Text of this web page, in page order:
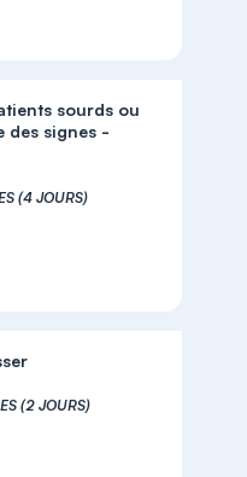
sourds ou
des signes -
(4 JOURS)
(2 JOURS)